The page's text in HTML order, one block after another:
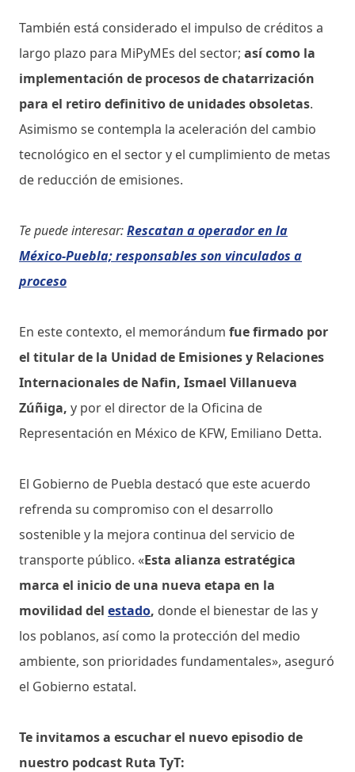
También está considerado el impulso de créditos a
largo plazo para MiPyMEs del sector; así como la
implementación de procesos de chatarrización
para el retiro definitivo de unidades obsoletas.
Asimismo se contempla la aceleración del cambio
tecnológico en el sector y el cumplimiento de metas
de reducción de emisiones.
Te puede interesar:Rescatan a operador en la
México-Puebla; responsables son vinculados a
proceso
En este contexto, el memorándum fue firmado por
el titular de la Unidad de Emisiones y Relaciones
Internacionales de Nafin, Ismael Villanueva
Zúñiga, y por el director de la Oficina de
Representación en México de KFW, Emiliano Detta.
El Gobierno de Puebla destacó que este acuerdo
refrenda su compromiso con el desarrollo
sostenible y la mejora continua del servicio de
transporte público. «Esta alianza estratégica
marca el inicio de una nueva etapa en la
movilidad del estado, donde el bienestar de las y
los poblanos, así como la protección del medio
ambiente, son prioridades fundamentales», aseguró
el Gobierno estatal.
Te invitamos a escuchar el nuevo episodio de
nuestro podcast Ruta TyT: